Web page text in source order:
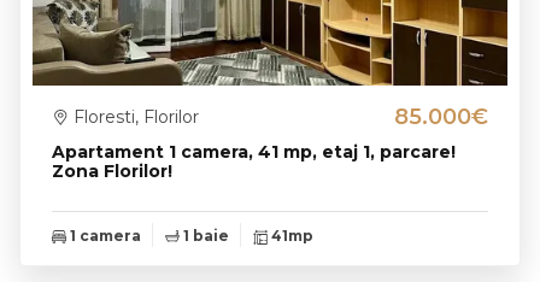
Apartament 1 camera, 41 mp, etaj 1, parcare!
Zona Florilor!
Floresti, Florilor 85.000€
1 camera 1 baie 41mp